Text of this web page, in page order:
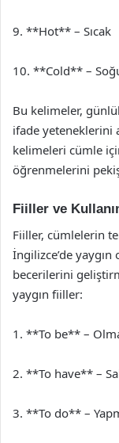
9. **Hot** – Sıcak
10. **Cold** –
Bu kelimeler,
ifade yeteneklerini
kelimeleri cümle
öğrenmelerini
Fiiller ve
Fiiller, cümlelerin
İngilizce’de
becerilerini
yaygın fiiller:
1. **To be** –
2. **To have** –
3. **To do** –